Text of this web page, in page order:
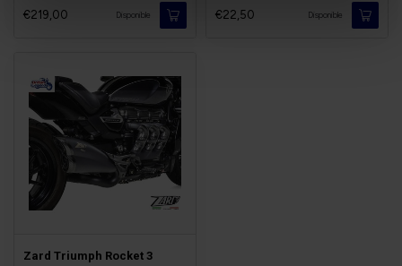
€219,00 Disponible €22,50 Disponible
Zard Triumph Rocket 3